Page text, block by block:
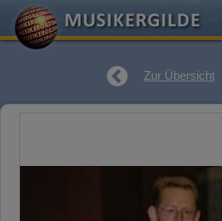
Zur Übersicht